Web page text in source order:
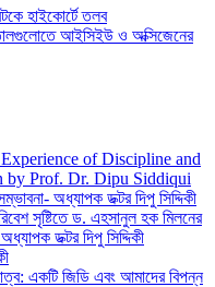
হাইকোর্টে তলব
আইসিইউ ও অক্সিজেনের
of Discipline and
by Prof. Dr. Dipu Siddiqui
অধ্যাপক ডক্টর দিপু সিদ্দিকী
সৃষ্টিতে ড. এহসানুল হক মিলনের
ডক্টর দিপু সিদ্দিকী
একটি জিডি এবং আমাদের বিপন্ন